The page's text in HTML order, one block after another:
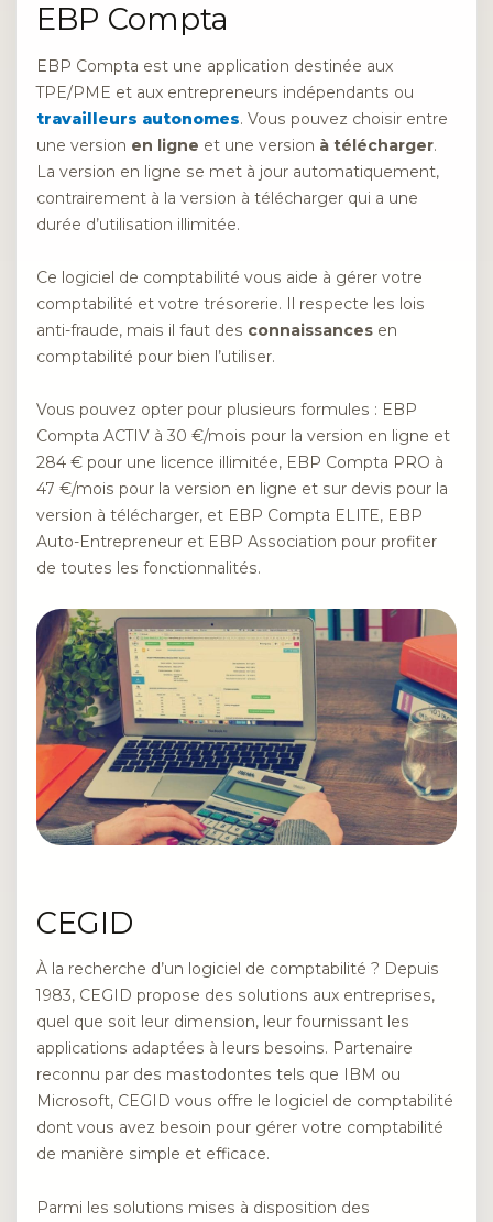
EBP Compta
EBP Compta est une application destinée aux
TPE/PME et aux entrepreneurs indépendants ou
travailleurs autonomes. Vous pouvez choisir entre
une version en ligne et une version à télécharger.
La version en ligne se met à jour automatiquement,
contrairement à la version à télécharger qui a une
durée d’utilisation illimitée.
Ce logiciel de comptabilité vous aide à gérer votre
comptabilité et votre trésorerie. Il respecte les lois
anti-fraude, mais il faut des connaissances en
comptabilité pour bien l’utiliser.
Vous pouvez opter pour plusieurs formules : EBP
Compta ACTIV à 30 €/mois pour la version en ligne et
284 € pour une licence illimitée, EBP Compta PRO à
47 €/mois pour la version en ligne et sur devis pour la
version à télécharger, et EBP Compta ELITE, EBP
Auto-Entrepreneur et EBP Association pour profiter
de toutes les fonctionnalités.
CEGID
À la recherche d’un logiciel de comptabilité ? Depuis
1983, CEGID propose des solutions aux entreprises,
quel que soit leur dimension, leur fournissant les
applications adaptées à leurs besoins. Partenaire
reconnu par des mastodontes tels que IBM ou
Microsoft, CEGID vous offre le logiciel de comptabilité
dont vous avez besoin pour gérer votre comptabilité
de manière simple et efficace.
Parmi les solutions mises à disposition des